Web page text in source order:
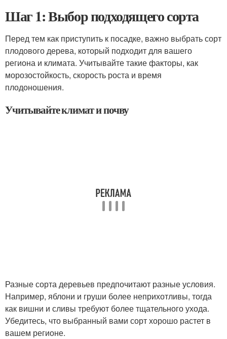
Шаг 1: Выбор подходящего сорта
Перед тем как приступить к посадке, важно выбрать сорт
плодового дерева, который подходит для вашего
региона и климата. Учитывайте такие факторы, как
морозостойкость, скорость роста и время
плодоношения.
Учитывайте климат и почву
Разные сорта деревьев предпочитают разные условия.
Например, яблони и груши более неприхотливы, тогда
как вишни и сливы требуют более тщательного ухода.
Убедитесь, что выбранный вами сорт хорошо растет в
вашем регионе.